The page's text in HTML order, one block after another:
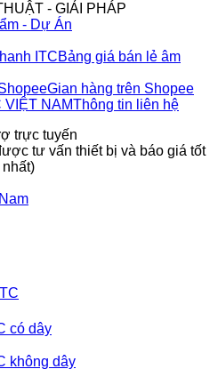
- GIẢI PHÁP
- Dự Án
Bảng giá bán lẻ âm
Gian hàng trên Shopee
Thông tin liên hệ
tư vấn thiết bị và báo giá tốt
nhất)
có dây
không dây